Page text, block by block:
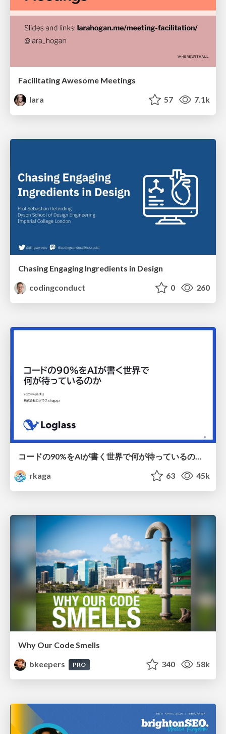
Facilitating Awesome Meetings
lara
57 7.1k
Chasing Engaging Ingredients in Design
codingconduct
0 260
コードの90%をAIが書く世界で何が待っているのか / What awaits us in a world where 90% of the code is written by AI
rkaga
63 45k
Why Our Code Smells
bkeepers
PRO 340 58k